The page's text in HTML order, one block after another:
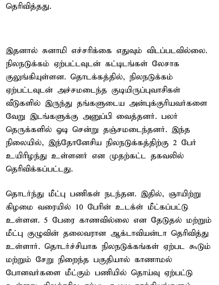
தெரிவித்தது.
இதனால் சுனாமி எச்சரிக்கை எதுவும் விடப்படவில்லை.
நிலநடுக்கம் ஏற்பட்டவுடன் கட்டிடங்கள் லேசாக
குலுங்கியுள்ளன. தொடக்கத்தில், நிலநடுக்கம்
ஏற்பட்டவுடன் அச்சமடைந்த குடியிருப்புவாசிகள்
வீடுகளில் இருந்து தங்களுடைய அன்புக்குரியவர்களை
வேறு இடங்களுக்கு அனுப்பி வைத்தனர். பலர்
தெருக்களில் ஓடி சென்று தஞ்சமடைந்தனர். இந்த
நிலையில், இந்தோனேசிய நிலநடுக்கத்திற்கு 2 பேர்
உயிரிழந்து உள்ளனர் என முதற்கட்ட தகவலில்
தெரிவிக்கப்பட்டது.
தொடர்ந்து மீட்பு பணிகள் நடந்தன. இதில், ஞாயிற்று
கிழமை வரையில் 10 பேரின் உடக்ள் மீட்கப்பட்டு
உள்ளன. 5 பேரை காணவில்லை என தேடுதல் மற்றும்
மீட்பு குழுவின் தலைவரான ஆக்டாவியன்டா தெரிவித்து
உள்ளார். தொடர்ச்சியாக நிலநடுக்கங்கள் ஏற்பட கூடும்
மற்றும் சேறு நிறைந்த பகுதியால் காணாமல்
போனவர்களை மீட்கும் பணியில் தொய்வு ஏற்பட்டு